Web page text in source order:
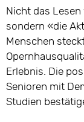
Nicht das
sondern «die
Menschen
Erlebnis. Die
Senioren mit
Studien